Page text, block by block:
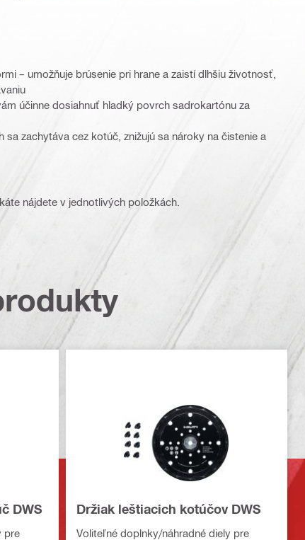
– umožňuje brúsenie pri hrane a zaistí dlhšiu životnosť,
účinne dosiahnuť hladký povrch sadrokartónu za
sa zachytáva cez kotúč, znižujú sa nároky na čistenie a
nájdete v jednotlivých položkách.
DWS
pre
Držiak leštiacich kotúčov DWS
Voliteľné doplnky/náhradné diely pre